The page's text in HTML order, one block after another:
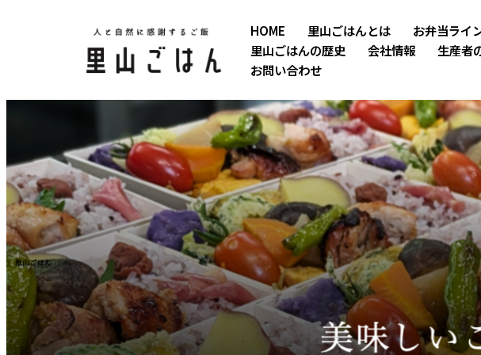
ス
キ
ッ
プ
HOME 里山ごはんとは
お弁当ライ
里山ごはんの歴史
会社情報 生産者
お問い合わせ